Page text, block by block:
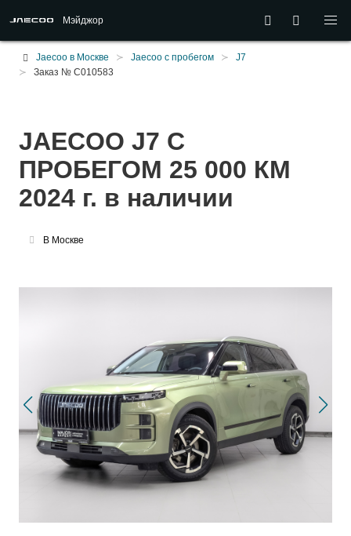
Мэйджор
Jaecoo в Москве Jaecoo с пробегом
J7
Заказ № C010583
JAECOO J7 С
ПРОБЕГОМ 25 000 КМ
2024 г. в наличии
В Москве